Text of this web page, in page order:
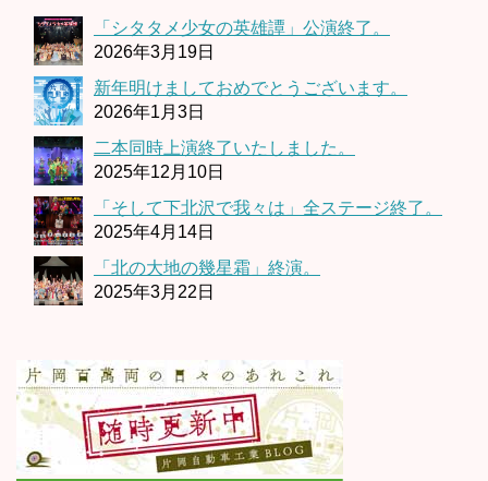
「シタタメ少女の英雄譚」公演終了。
2026年3月19日
新年明けましておめでとうございます。
2026年1月3日
二本同時上演終了いたしました。
2025年12月10日
「そして下北沢で我々は」全ステージ終了。
2025年4月14日
「北の大地の幾星霜」終演。
2025年3月22日